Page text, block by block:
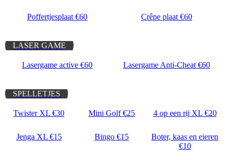
Poffertjesplaat €60 Crêpe plaat €60
LASER GAME
Lasergame active €60 Lasergame Anti-Cheat €60
SPELLETJES
Twister XL €30 Mini Golf €25 4 op een rij XL €20
Jenga XL €15 Bingo €15
Boter, kaas en eieren
€10